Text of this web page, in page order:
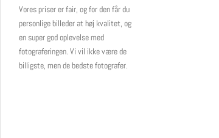
Vores priser er fair, og for den får du
personlige billeder at høj kvalitet, og
en super god oplevelse med
fotograferingen. Vi vil ikke være de
billigste, men de bedste fotografer.